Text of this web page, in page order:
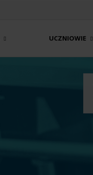
UCZNIOWIE